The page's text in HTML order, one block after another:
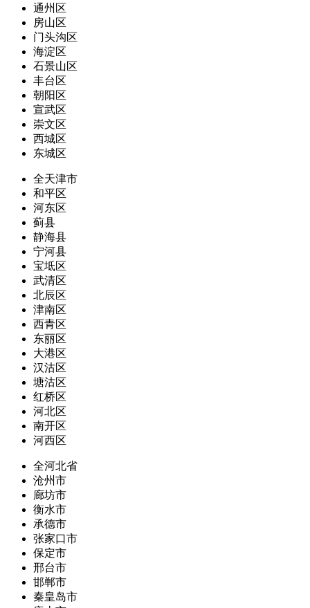
通州区
房山区
门头沟区
海淀区
石景山区
丰台区
朝阳区
宣武区
崇文区
西城区
东城区
全天津市
和平区
河东区
蓟县
静海县
宁河县
宝坻区
武清区
北辰区
津南区
西青区
东丽区
大港区
汉沽区
塘沽区
红桥区
河北区
南开区
河西区
全河北省
沧州市
廊坊市
衡水市
承德市
张家口市
保定市
邢台市
邯郸市
秦皇岛市